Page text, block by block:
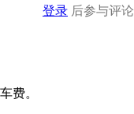
登录 后参与评论
费。